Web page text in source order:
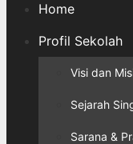
Home
Profil Sekolah
Visi dan
Sejarah
Sarana &